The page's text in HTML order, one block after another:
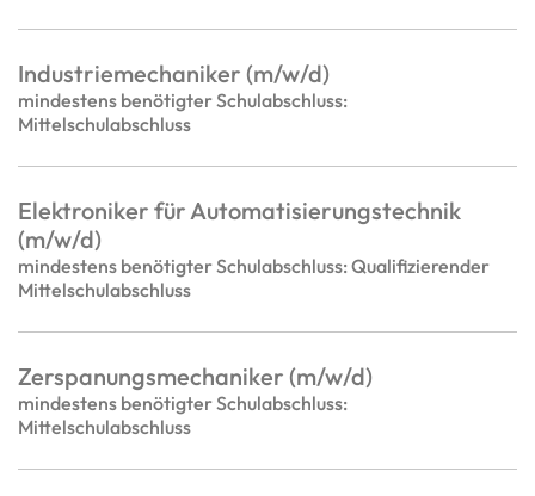
Industriemechaniker (m/w/d)
mindestens benötigter Schulabschluss:
Mittelschulabschluss
Elektroniker für Automatisierungstechnik
(m/w/d)
mindestens benötigter Schulabschluss: Qualifizierender
Mittelschulabschluss
Zerspanungsmechaniker (m/w/d)
mindestens benötigter Schulabschluss:
Mittelschulabschluss